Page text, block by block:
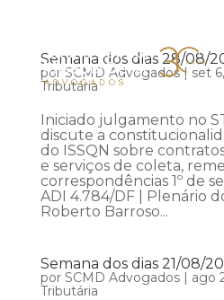
Semana dos dias 28/08/
por SCMD Advogados| set
Tributária
Iniciado julgamento no
discute a
do ISSQN sobre
e serviços de coleta,
correspondências 1º de
ADI 4.784/DF | Plenário
Roberto Barroso...
Semana dos dias 21/08/
por SCMD Advogados| ago
Tributária